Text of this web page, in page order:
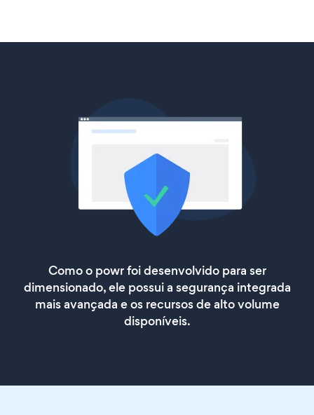
Como o powr foi desenvolvido para ser
dimensionado, ele possui a segurança integrada
mais avançada e os recursos de alto volume
disponíveis.